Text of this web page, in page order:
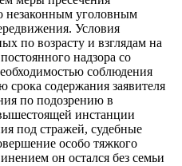
незаконным уголовным
Условия
по возрасту и взглядам на
надзора со
соблюдения
содержания заявителя
по подозрению в
инстанции
под стражей, судебные
особо тяжкого
он остался без семьи